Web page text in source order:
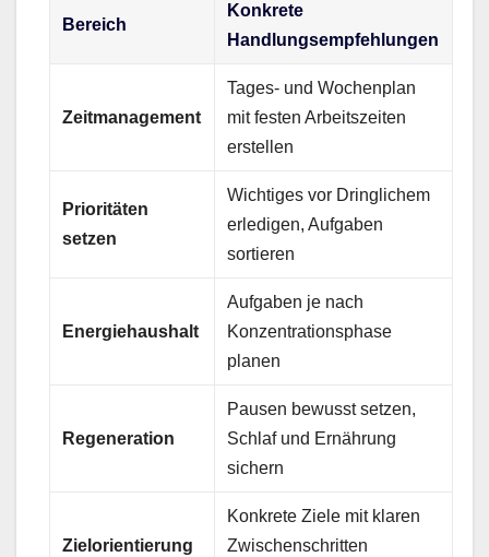
Bereich
Konkrete
Handlungsempfehlungen
Zeitmanagement
Tages- und Wochenplan
mit festen Arbeitszeiten
erstellen
Prioritäten
setzen
Wichtiges vor Dringlichem
erledigen, Aufgaben
sortieren
Energiehaushalt
Aufgaben je nach
Konzentrationsphase
planen
Regeneration
Pausen bewusst setzen,
Schlaf und Ernährung
sichern
Zielorientierung
Konkrete Ziele mit klaren
Zwischenschritten